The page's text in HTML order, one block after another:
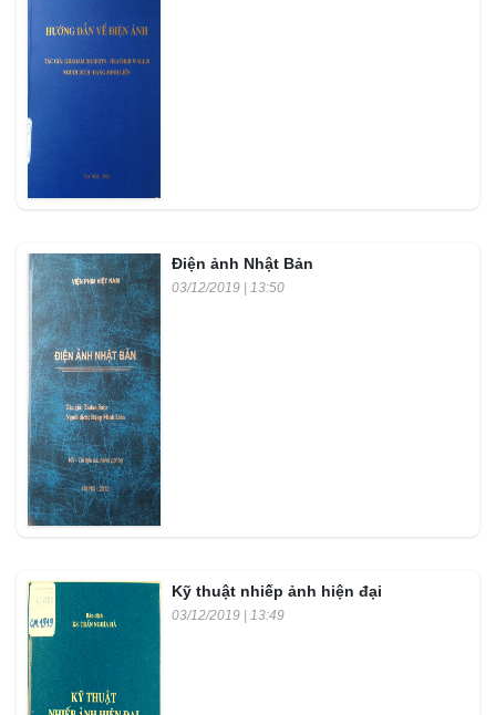
Điện ảnh Nhật Bản
03/12/2019 | 13:50
Kỹ thuật nhiếp ảnh hiện đại
03/12/2019 | 13:49